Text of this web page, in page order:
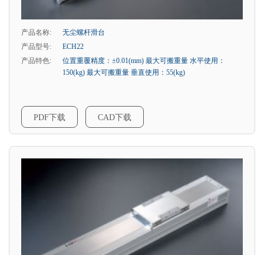
产品名称:
无尘螺杆滑台
产品型号:
ECH22
产品特色:
位置重覆精度：±0.01(mm) 最大可搬重量 水平使用：
150(kg) 最大可搬重量 垂直使用：55(kg)
PDF下载 CAD下载